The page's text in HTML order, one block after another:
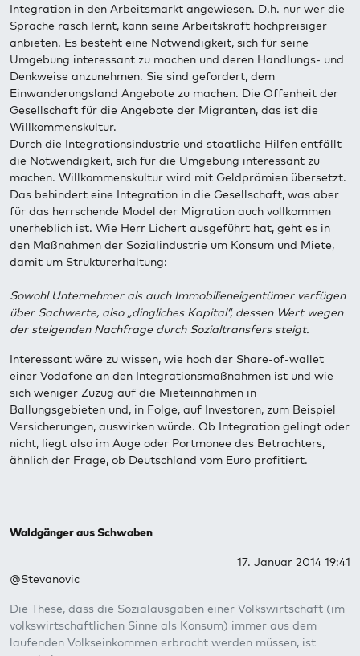
Integration in den Arbeitsmarkt angewiesen. D.h. nur wer die
Sprache rasch lernt, kann seine Arbeitskraft hochpreisiger
anbieten. Es besteht eine Notwendigkeit, sich für seine
Umgebung interessant zu machen und deren Handlungs- und
Denkweise anzunehmen. Sie sind gefordert, dem
Einwanderungsland Angebote zu machen. Die Offenheit der
Gesellschaft für die Angebote der Migranten, das ist die
Willkommenskultur.
Durch die Integrationsindustrie und staatliche Hilfen entfällt
die Notwendigkeit, sich für die Umgebung interessant zu
machen. Willkommenskultur wird mit Geldprämien übersetzt.
Das behindert eine Integration in die Gesellschaft, was aber
für das herrschende Model der Migration auch vollkommen
unerheblich ist. Wie Herr Lichert ausgeführt hat, geht es in
den Maßnahmen der Sozialindustrie um Konsum und Miete,
damit um Strukturerhaltung:
Sowohl Unternehmer als auch Immobilieneigentümer verfügen
über Sachwerte, also „dingliches Kapital“, dessen Wert wegen
der steigenden Nachfrage durch Sozialtransfers steigt.
Interessant wäre zu wissen, wie hoch der Share-of-wallet
einer Vodafone an den Integrationsmaßnahmen ist und wie
sich weniger Zuzug auf die Mieteinnahmen in
Ballungsgebieten und, in Folge, auf Investoren, zum Beispiel
Versicherungen, auswirken würde. Ob Integration gelingt oder
nicht, liegt also im Auge oder Portmonee des Betrachters,
ähnlich der Frage, ob Deutschland vom Euro profitiert.
Waldgänger aus Schwaben
17. Januar 2014 19:41
@Stevanovic
Die These, dass die Sozialausgaben einer Volkswirtschaft (im
volkswirtschaftlichen Sinne als Konsum) immer aus dem
laufenden Volkseinkommen erbracht werden müssen, ist